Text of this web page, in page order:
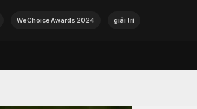
WeChoice Awards 2024 giải trí